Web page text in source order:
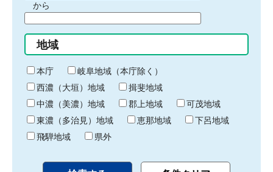
間
始
り
から
間
終
わ
り
地域
本庁
岐阜地域（本庁除く）
西濃（大垣）地域
揖斐地域
中濃（美濃）地域
郡上地域
可茂地域
東濃（多治見）地域
恵那地域
下呂地域
飛騨地域
県外